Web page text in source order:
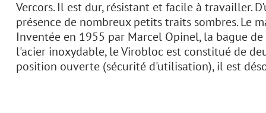
Vercors. Il est dur, résistant et facile à travailler.
présence de nombreux petits traits sombres. Le
Inventée en 1955 par Marcel Opinel, la bague
l'acier inoxydable, le Virobloc est constitué de
position ouverte (sécurité d'utilisation), il est